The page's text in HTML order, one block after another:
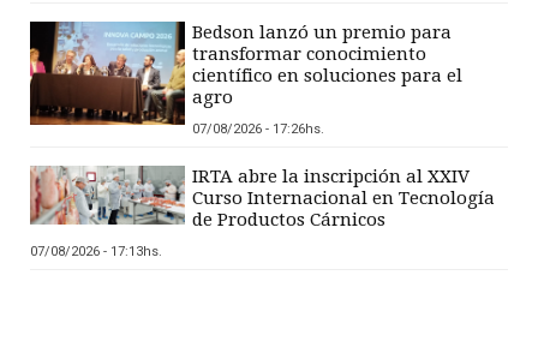
Bedson lanzó un premio para
transformar conocimiento
científico en soluciones para el
agro
07/08/2026 - 17:26hs.
IRTA abre la inscripción al XXIV
Curso Internacional en Tecnología
de Productos Cárnicos
07/08/2026 - 17:13hs.